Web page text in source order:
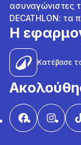
ασυναγώνιστες
DECATHLON: τα
Η
Κατέβασε